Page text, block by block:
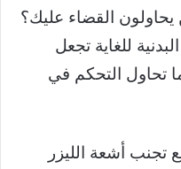
يحاولون القضاء عليك؟
للغاية تجعل
تحاول التحكم في